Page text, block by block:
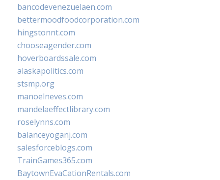
bancodevenezuelaen.com
bettermoodfoodcorporation.com
hingstonnt.com
chooseagender.com
hoverboardssale.com
alaskapolitics.com
stsmp.org
manoelneves.com
mandelaeffectlibrary.com
roselynns.com
balanceyoganj.com
salesforceblogs.com
TrainGames365.com
BaytownEvaCationRentals.com